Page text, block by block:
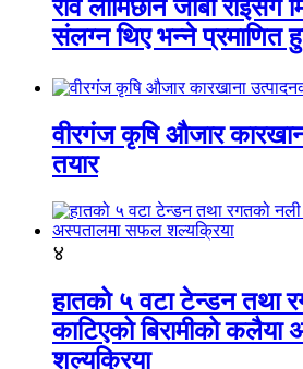
रवि लामिछाने जीबी राईसँग
संलग्न थिए भन्ने प्रमाणित
वीरगंज कृषि औजार
तयार
४
हातको ५ वटा टेन्डन तथा
काटिएको बिरामीको
शल्यक्रिया